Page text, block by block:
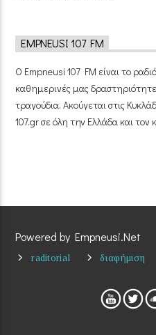
EMPNEUSI 107 FM
Ο Empneusi 107 FM είναι το
καθημερινές μας
τραγούδια. Ακούγεται στις
107.gr σε όλη την Ελλάδα και τον
Powered by Empneusi.Net
raditorial διαφήμιση